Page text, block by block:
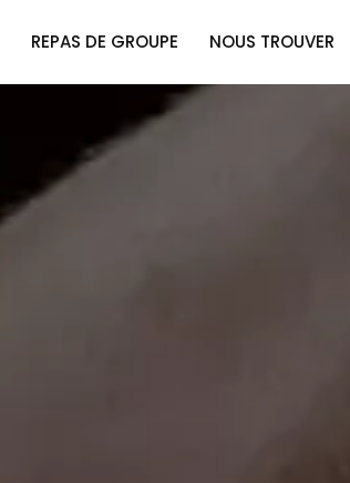
REPAS DE GROUPE NOUS TROUVER